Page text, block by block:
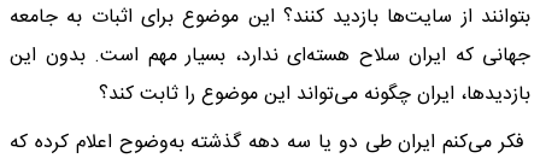
بتوانند از سایت‌ها بازدید کنند؟ این موضوع برای اثبات به جامعه
جهانی که ایران سلاح هسته‌ای ندارد، بسیار مهم است. بدون این
بازدیدها، ایران چگونه می‌تواند این موضوع را ثابت کند؟
فکر می‌کنم ایران طی دو یا سه دهه گذشته به‌وضوح اعلام کرده که